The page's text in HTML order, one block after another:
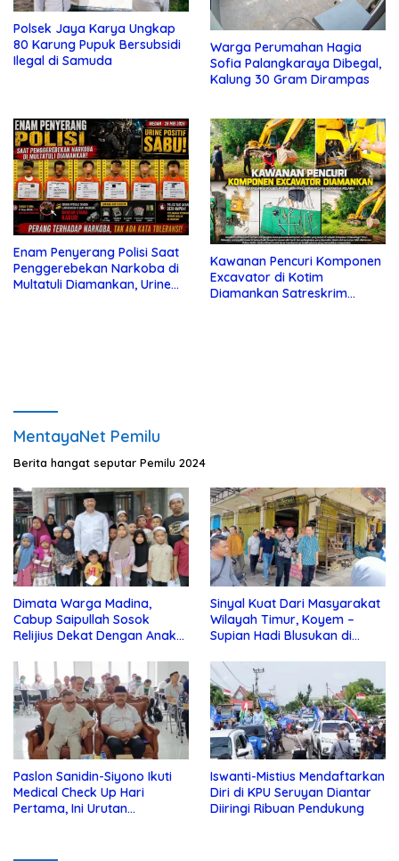
Polsek Jaya Karya Ungkap
80 Karung Pupuk Bersubsidi
Ilegal di Samuda
Warga Perumahan Hagia
Sofia Palangkaraya Dibegal,
Kalung 30 Gram Dirampas
Enam Penyerang Polisi Saat
Penggerebekan Narkoba di
Multatuli Diamankan, Urine
Kawanan Pencuri Komponen
Excavator di Kotim
Diamankan Satreskrim
MentayaNet Pemilu
Berita hangat seputar Pemilu 2024
Dimata Warga Madina,
Cabup Saipullah Sosok
Relijius Dekat Dengan Anak
Sinyal Kuat Dari Masyarakat
Wilayah Timur, Koyem –
Supian Hadi Blusukan di
Paslon Sanidin-Siyono Ikuti
Medical Check Up Hari
Pertama, Ini Urutan
Iswanti-Mistius Mendaftarkan
Diri di KPU Seruyan Diantar
Diiringi Ribuan Pendukung